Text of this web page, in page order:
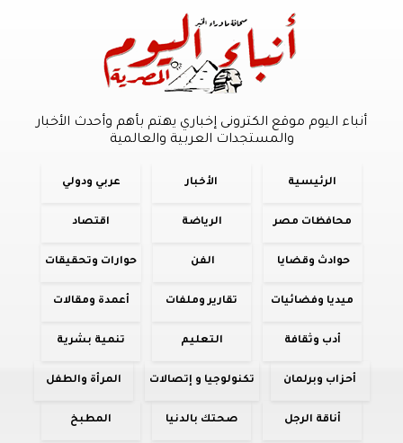
أنباء اليوم موقع الكترونى إخباري يهتم بأهم وأحدث الأخبار
والمستجدات العربية والعالمية
الرئيسية الأخبار عربي ودولي
محافظات مصر الرياضة اقتصاد
حوادث وقضايا الفن حوارات وتحقيقات
ميديا وفضائيات تقارير وملفات أعمدة ومقالات
أدب وثقافة التعليم تنمية بشرية
أحزاب وبرلمان تكنولوجيا و إتصالات المرأة والطفل
أناقة الرجل صحتك بالدنيا المطبخ